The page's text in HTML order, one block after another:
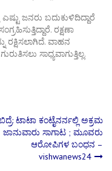
ಜನರು ಬದುಕುಳಿದಿದ್ದಾರೆ
ರಕ್ಷಣಾ
ರಕ್ಷಿಸಲಾಗಿದೆ. ವಾಹನ
ಸಾಧ್ಯವಾಗುತ್ತಿಲ್ಲ.
ಟಾಟಾ ಕಂಟೈನರ್ನಲ್ಲಿ ಅಕ್ರಮ
ಜಾನುವಾರು ಸಾಗಾಟ ; ಮೂವರು
ಆರೋಪಿಗಳ ಬಂಧನ –
vishwanews24